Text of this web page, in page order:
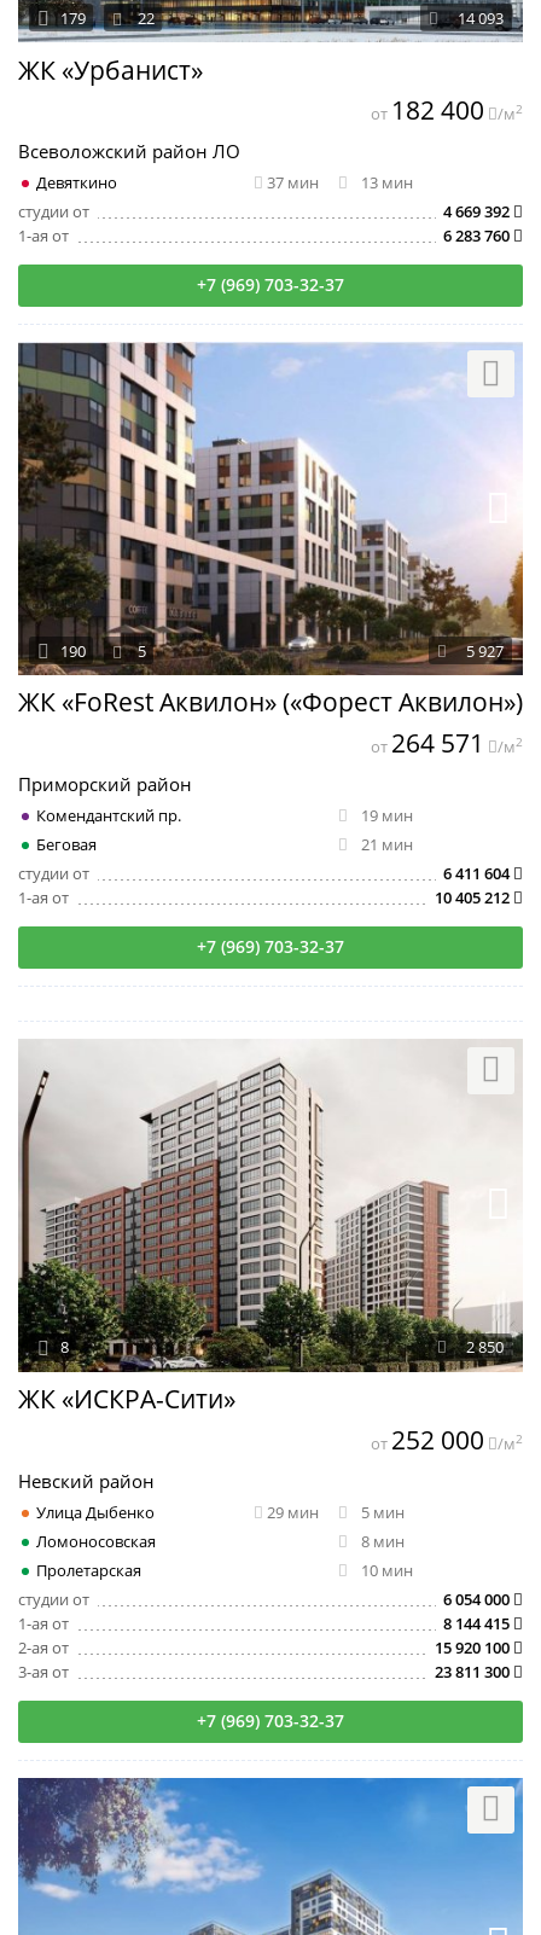
ЖК «Урбанист»
14 093
179 22
Всеволожский район ЛО
Девяткино 37 мин
13 мин
студии от
4 669 392
1-ая от
6 283 760
от 182 400 /м2
+7 (969) 703-32-37
ЖК «FoRest Аквилон» («Форест Аквилон»)
5 927
190 5
Приморский район
Комендантский пр.
19 мин
Беговая
21 мин
студии от
6 411 604
1-ая от
10 405 212
от 264 571 /м2
+7 (969) 703-32-37
ЖК «ИСКРА-Сити»
2 850
8
Невский район
Улица Дыбенко 29 мин
5 мин
Ломоносовская
8 мин
Пролетарская
10 мин
студии от
6 054 000
1-ая от
8 144 415
2-ая от
15 920 100
3-ая от
23 811 300
от 252 000 /м2
+7 (969) 703-32-37